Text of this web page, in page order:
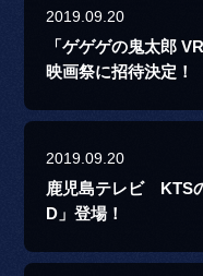
2019.09.20
「ゲゲゲの鬼太郎
映画祭に招待決定！
2019.09.20
鹿児島テレビ KTS
D」登場！